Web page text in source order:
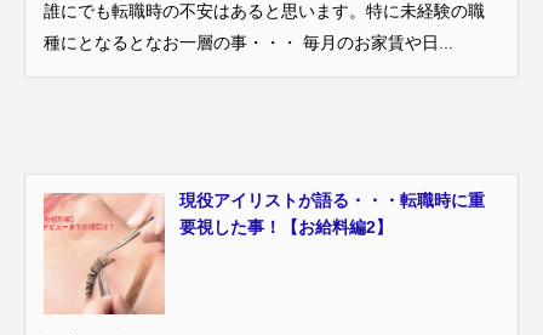
誰にでも転職時の不安はあると思います。特に未経験の職
種にとなるとなお一層の事・・・ 毎月のお家賃や日...
現役アイリストが語る・・・転職時に重
要視した事！【お給料編2】